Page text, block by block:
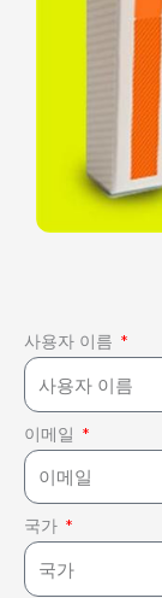
사용자 이름
이메일
국가